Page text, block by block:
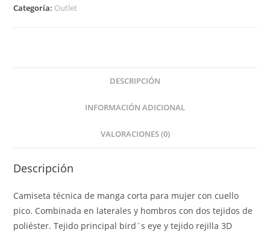
Categoría: Outlet
DESCRIPCIÓN
INFORMACIÓN ADICIONAL
VALORACIONES (0)
Descripción
Camiseta técnica de manga corta para mujer con cuello
pico. Combinada en laterales y hombros con dos tejidos de
poliéster. Tejido principal bird´s eye y tejido rejilla 3D